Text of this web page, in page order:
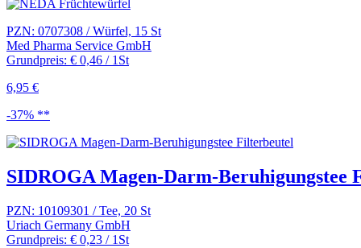
PZN: 0707308 / Würfel, 15 St
Med Pharma Service GmbH
Grundpreis: € 0,46 / 1St
6,95 €
-37% **
SIDROGA Magen-Darm-Beruhigungstee
PZN: 10109301 / Tee, 20 St
Uriach Germany GmbH
Grundpreis: € 0,23 / 1St